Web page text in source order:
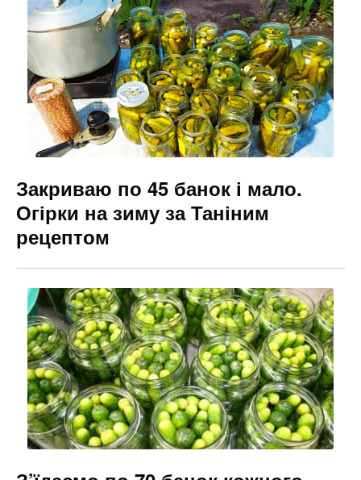
Закриваю по 45 банок і мало.
Огірки на зиму за Таніним
рецептом